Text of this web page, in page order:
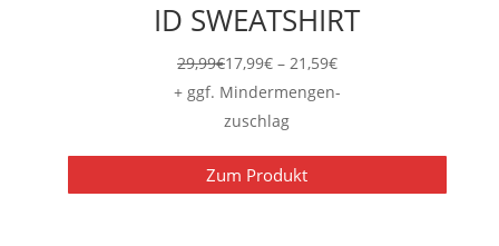
ID SWEATSHIRT
29,99€17,99€ – 21,59€Preisspanne:
17,99€
+ ggf. Mindermengen-
zuschlag
Zum Produkt